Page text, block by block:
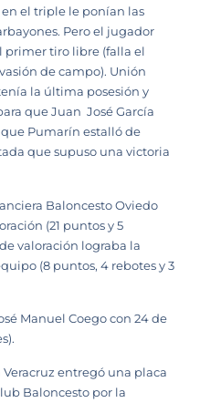
el triple le ponían las
Pero el jugador
primer tiro libre (falla el
de campo). Unión
la última posesión y
que Juan José García
Pumarín estalló de
que supuso una victoria
Baloncesto Oviedo
(21 puntos y 5
valoración lograba la
(8 puntos, 4 rebotes y 3
Manuel Coego con 24 de
entregó una placa
Baloncesto por la